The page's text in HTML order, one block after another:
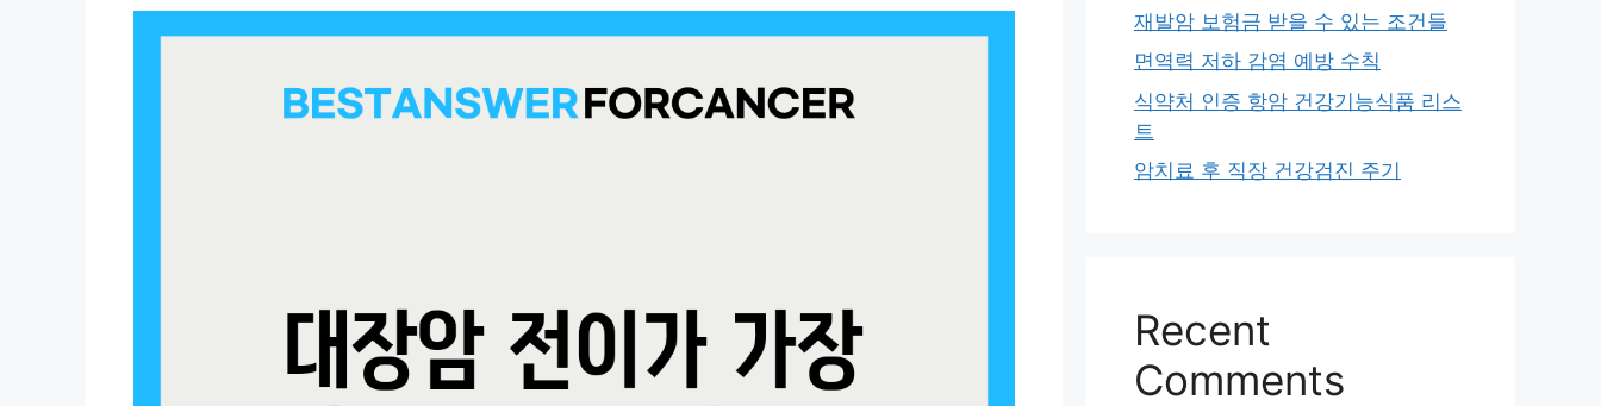
재발암 보험금 받을 수 있는 조건들
면역력 저하 감염 예방 수칙
식약처 인증 항암 건강기능식품 리스
트
암치료 후 직장 건강검진 주기
Recent
Comments